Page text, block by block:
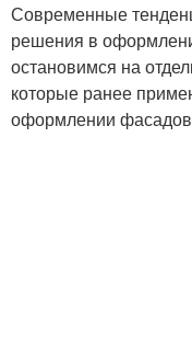
Современные
решения в
остановимся на
которые ранее
оформлении фасадов